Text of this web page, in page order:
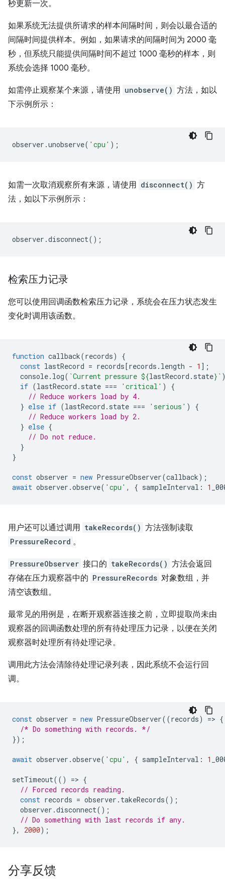
秒更新一次。
如果系统无法提供所请求的样本间隔时间，则会以最合适的
间隔时间提供样本。例如，如果请求的间隔时间为 2000 毫
秒，但系统只能提供间隔时间不超过 1000 毫秒的样本，则
系统会选择 1000 毫秒。
如需停止观察某个来源，请使用 unobserve() 方法，如以
下示例所示：
observer .unobserve( 'cpu' );
如需一次取消观察所有来源，请使用 disconnect() 方
法，如以下示例所示：
observer .disconnect();
检索压力记录
您可以使用回调函数检索压力记录，系统会在压力状态发生
变化时调用该函数。
function callback(records)
{
const lastRecord = records[records . length - 1 ];
console. log( `Current pressure ${lastRecord . state} `
if (lastRecord . state === 'critical' )
{
// Reduce workers load by 4.
} else if (lastRecord . state === 'serious' )
{
// Reduce workers load by 2.
} else {
// Do not reduce.
}
}
const observer = new PressureObserver(callback);
await observer .observe( 'cpu' , { sampleInterval : 1
用户还可以通过调用 takeRecords() 方法强制读取
PressureRecord 。
PressureObserver 接口的 takeRecords() 方法会返回
存储在压力观察器中的 PressureRecords 对象数组，并
清空该数组。
最常见的用例是，在断开观察器连接之前，立即提取尚未由
观察器的回调函数处理的所有待处理压力记录，以便在关闭
观察器时处理所有待处理记录。
调用此方法会清除待处理记录列表，因此系统不会运行回
调。
const observer = new PressureObserver((records) => {
/* Do something with records. */
});
await observer .observe( 'cpu' , { sampleInterval : 1
setTimeout(() => {
// Forced records reading.
const records = observer . takeRecords();
observer .disconnect();
// Do something with last records if any.
},
2000);
分享反馈